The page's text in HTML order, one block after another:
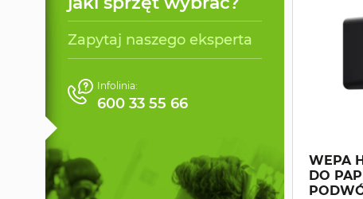
Zapytaj naszego eksperta
Infolinia:
600 33 55 66
WEPA
DO